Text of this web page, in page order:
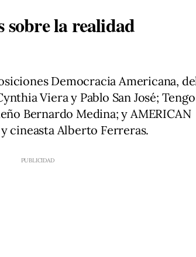
sobre la realidad
Democracia Americana,
Viera y Pablo San José;
Bernardo Medina; y AMERICAN
cineasta Alberto Ferreras.